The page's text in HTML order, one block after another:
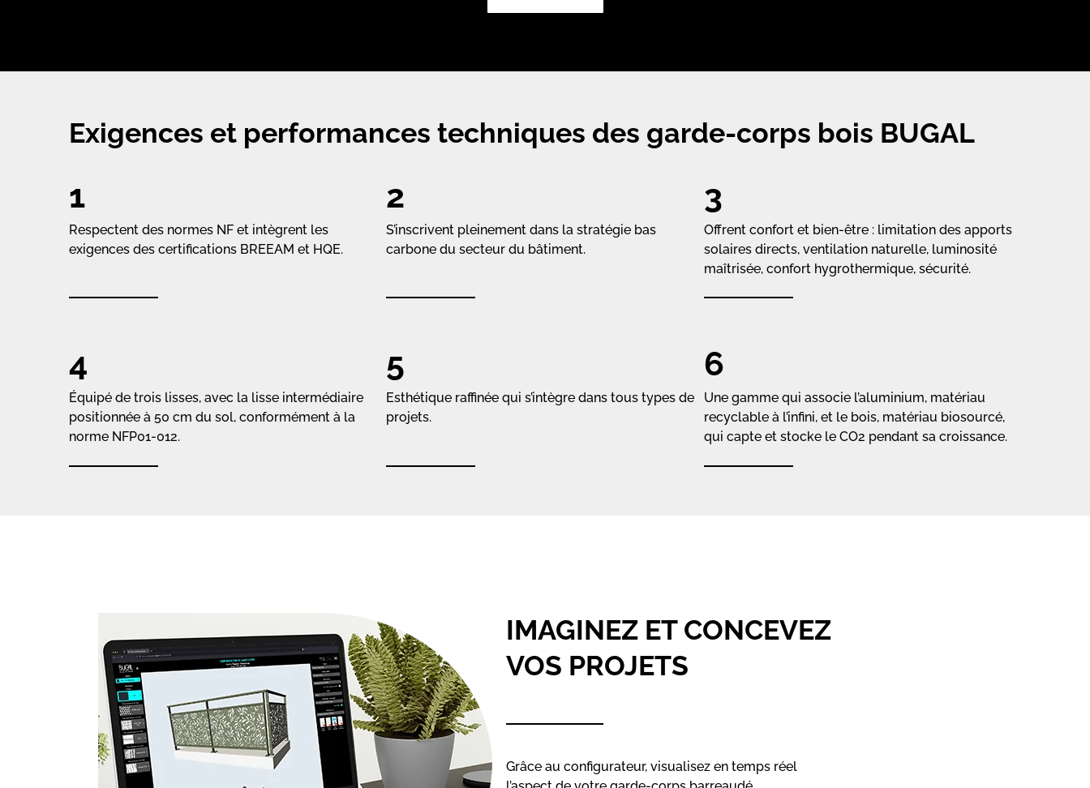
Exigences et performances techniques des garde-corps bois BUGAL
1
Respectent des normes NF et intègrent les
exigences des certifications BREEAM et HQE.
2
S’inscrivent pleinement dans la stratégie bas
carbone du secteur du bâtiment.
3
Offrent confort et bien-être : limitation des apports
solaires directs, ventilation naturelle, luminosité
maîtrisée, confort hygrothermique, sécurité.
4
Équipé de trois lisses, avec la lisse intermédiaire
positionnée à 50 cm du sol, conformément à la
norme NFP01-012.
5
Esthétique raffinée qui s’intègre dans tous types de
projets.
6
Une gamme qui associe l’aluminium, matériau
recyclable à l’infini, et le bois, matériau biosourcé,
qui capte et stocke le CO2 pendant sa croissance.
IMAGINEZ ET CONCEVEZ
VOS PROJETS
Grâce au configurateur, visualisez en temps réel